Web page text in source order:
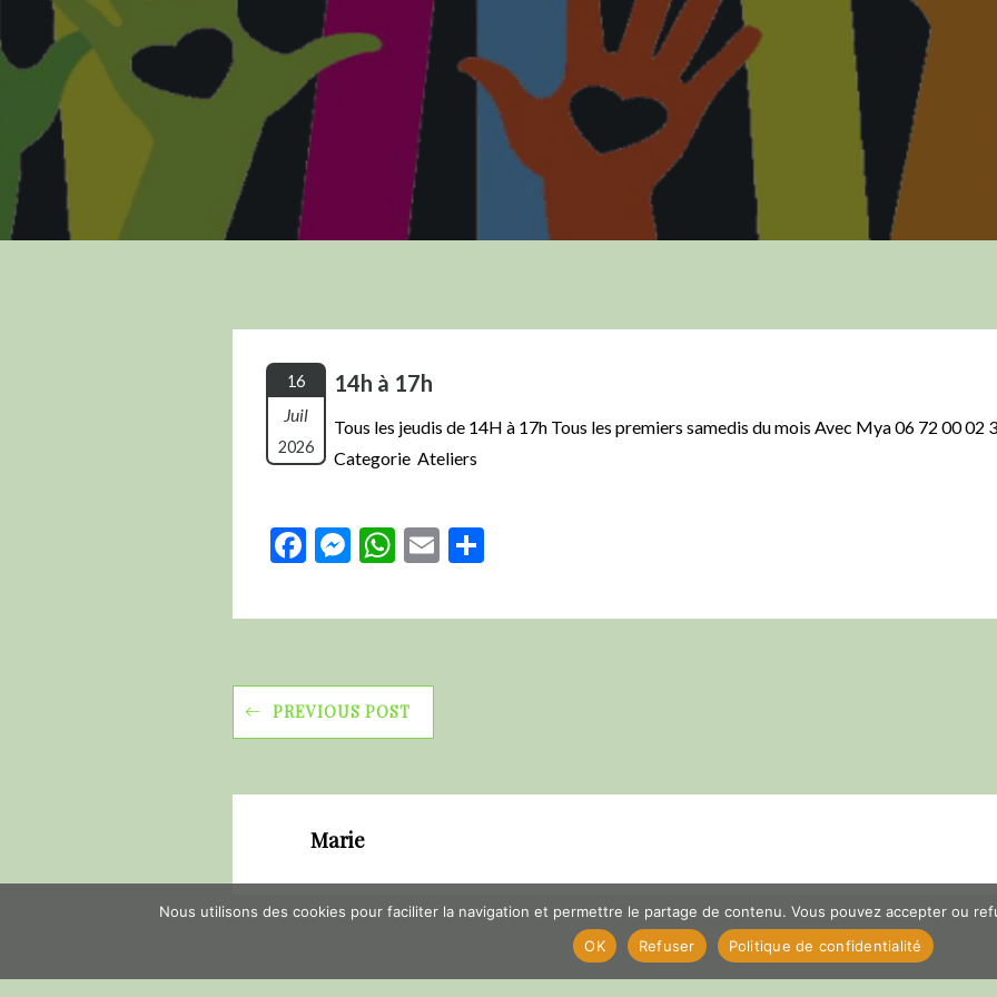
16
Juil
2026
14h à 17h
Tous les jeudis de 14H à 17h Tous les premiers samedis du mois Avec Mya 06 72 00 02
Categorie Ateliers
Facebook
Messenger
WhatsApp
Email
PREVIOUS POST
Marie
Nous utilisons des cookies pour faciliter la navigation et permettre le partage de contenu. Vous pouvez accepter ou
OK
Refuser Politique de confidentialité